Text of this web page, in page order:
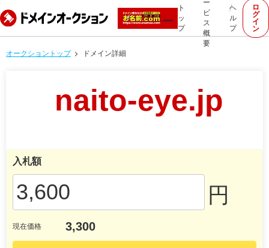
ト
ッ
プ
ー
ビ
ス
概
要
ヘ
ル
プ
ロ
グ
イ
ン
オークショントップ ドメイン詳細
naito-eye.jp
入札額
円
現在価格 3,300